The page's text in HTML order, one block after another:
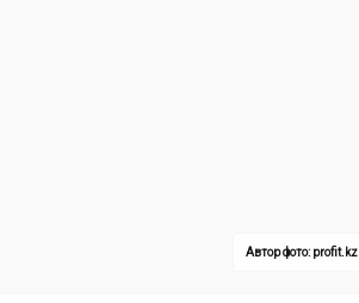
Автор фото: profit.kz